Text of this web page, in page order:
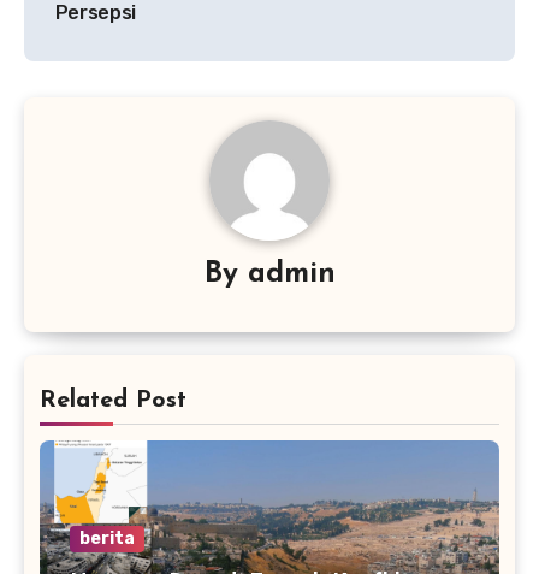
Persepsi
By admin
Related Post
berita